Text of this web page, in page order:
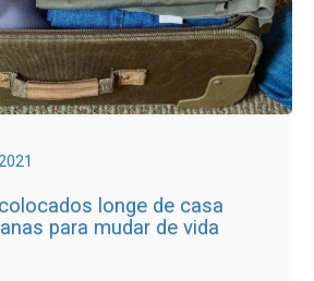
longe de casa
para mudar de vida